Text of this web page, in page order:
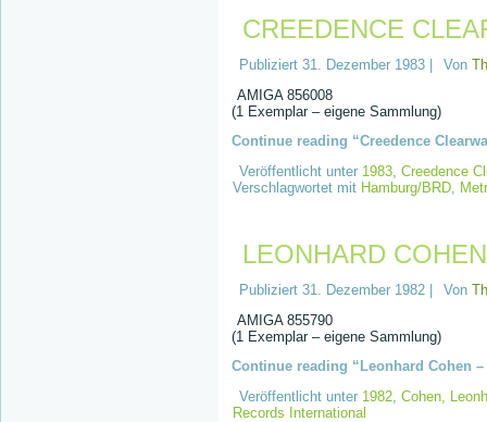
CREEDENCE
Publiziert 31. Dezember 1983 Von
AMIGA 856008
(1 Exemplar – eigene Sammlung)
Continue reading “Creedence
Veröffentlicht unter 1983, Creedence
Verschlagwortet mit Hamburg/BRD,
LEONHARD
Publiziert 31. Dezember 1982 Von
AMIGA 855790
(1 Exemplar – eigene Sammlung)
Continue reading “Leonhard Cohen –
Veröffentlicht unter 1982, Cohen,
Records International